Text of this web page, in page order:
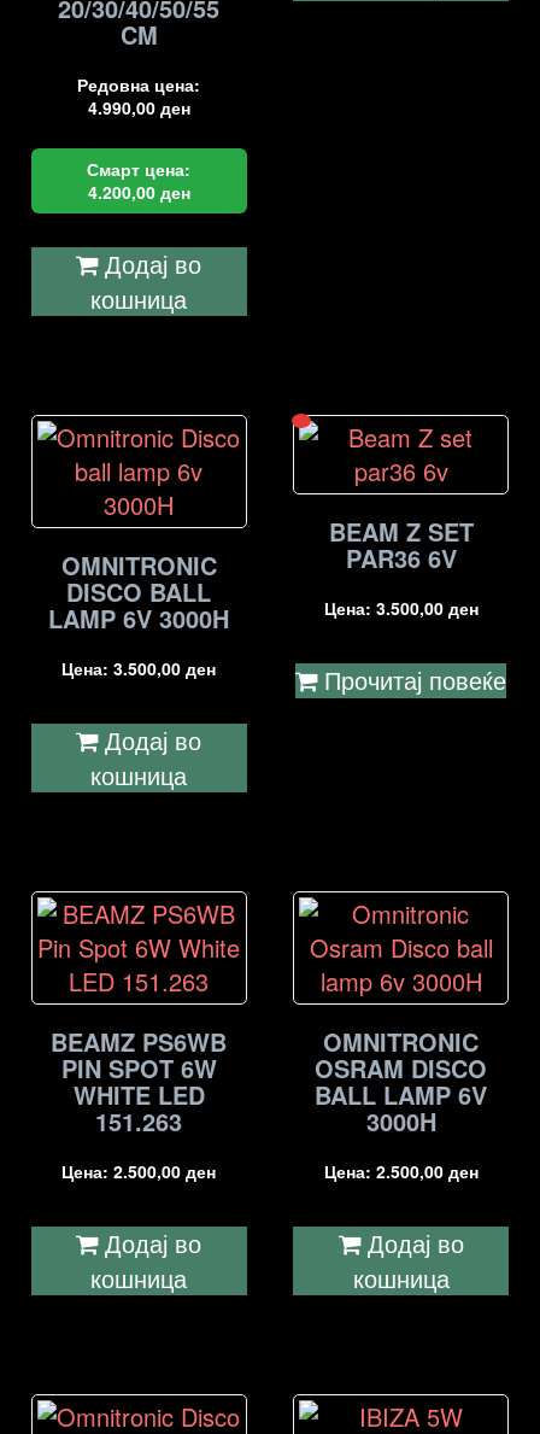
20/30/40/50/55
CM
Редовна цена:
4.990,00 ден
Смарт цена:
4.200,00 ден
Додај во
кошница
OMNITRONIC
DISCO BALL
LAMP 6V 3000H
Цена:3.500,00ден
Додај во
кошница
BEAM Z SET
PAR36 6V
Цена: 3.500,00 ден
Прочитај повеќе
BEAMZ PS6WB
PIN SPOT 6W
WHITE LED
151.263
Цена:2.500,00ден
Додај во
кошница
OMNITRONIC
OSRAM DISCO
BALL LAMP 6V
3000H
Цена: 2.500,00 ден
Додај во
кошница